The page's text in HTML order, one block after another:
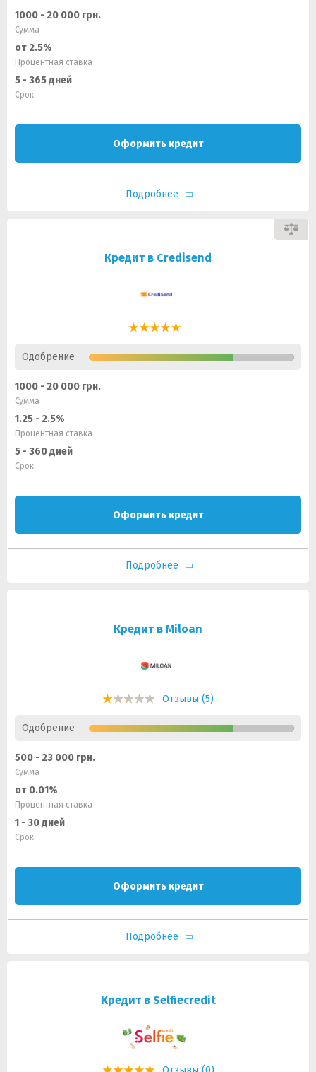
1000 - 20 000 грн.
Сумма
от 2.5%
Процентная ставка
5 - 365 дней
Срок
Оформить кредит
Подробнее
Кредит в Credisend
Одобрение
1000 - 20 000 грн.
Сумма
1.25 - 2.5%
Процентная ставка
5 - 360 дней
Срок
Оформить кредит
Подробнее
Кредит в Miloan
Отзывы (5)
Одобрение
500 - 23 000 грн.
Сумма
от 0.01%
Процентная ставка
1 - 30 дней
Срок
Оформить кредит
Подробнее
Кредит в Selfiecredit